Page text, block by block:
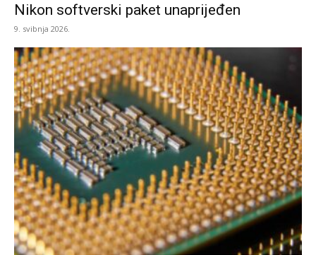
Nikon softverski paket unaprijeđen
9. svibnja 2026.